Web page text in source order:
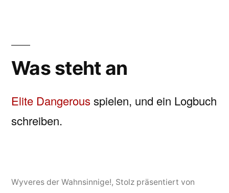
Was steht an
Elite Dangerous spielen, und ein Logbuch
schreiben.
Wyveres der Wahnsinnige!, Stolz präsentiert von